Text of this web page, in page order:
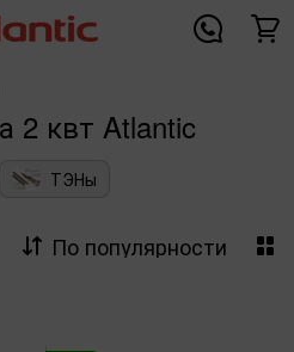
2 квт Atlantic
ТЭНы
По популярности